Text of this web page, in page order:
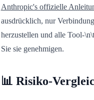
Anthropic's offizielle
ausdrücklich, nur
herzustellen und alle Tool-
Sie sie genehmigen.
📊 Risiko-